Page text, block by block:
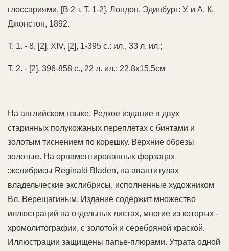
глоссариями. [В 2 т. Т. 1-2]. Лондон, Эдинбург: У. и А. К.
Джонстон, 1892.
Т. 1. - 8, [2], XIV, [2], 1-395 с.: ил., 33 л. ил.;
Т. 2. - [2], 396-858 с., 22 л. ил.; 22,8х15,5см
На английском языке. Редкое издание в двух
старинных полукожаных переплетах с бинтами и
золотым тиснением по корешку. Верхние обрезы
золотые. На орнаментированных форзацах
экслибрисы Reginald Bladen, на авантитулах
владельческие экслибрисы, исполненные художником
Вл. Верещагиным. Издание содержит множество
иллюстраций на отдельных листах, многие из которых -
хромолитографии, с золотой и серебряной краской.
Иллюстрации защищены папье-плюрами. Утрата одной